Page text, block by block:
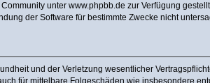
unter www.phpbb.de zur Verfügung
der Software für bestimmte Zwecke nicht
und der Verletzung wesentlicher